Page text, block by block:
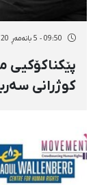
09:50 - 5 بانەمەڕ 2720
پێکناکۆکیی
کوژرانی